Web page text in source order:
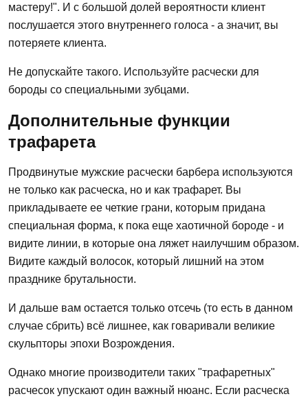
мастеру!". И с большой долей вероятности клиент
послушается этого внутреннего голоса - а значит, вы
потеряете клиента.
Не допускайте такого. Используйте расчески для
бороды со специальными зубцами.
Дополнительные функции
трафарета
Продвинутые мужские расчески барбера используются
не только как расческа, но и как трафарет. Вы
прикладываете ее четкие грани, которым придана
специальная форма, к пока еще хаотичной бороде - и
видите линии, в которые она ляжет наилучшим образом.
Видите каждый волосок, который лишний на этом
празднике брутальности.
И дальше вам остается только отсечь (то есть в данном
случае сбрить) всё лишнее, как говаривали великие
скульпторы эпохи Возрождения.
Однако многие производители таких "трафаретных"
расчесок упускают один важный нюанс. Если расческа